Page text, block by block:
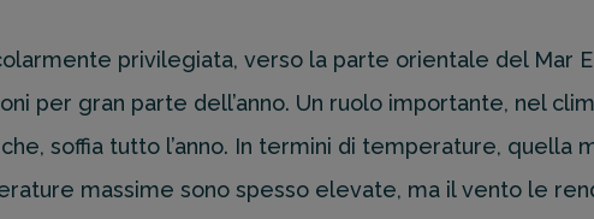
privilegiata, verso la parte orientale del Mar
per gran parte dell’anno. Un ruolo importante, nel
soffia tutto l’anno. In termini di temperature, quella
massime sono spesso elevate, ma il vento le